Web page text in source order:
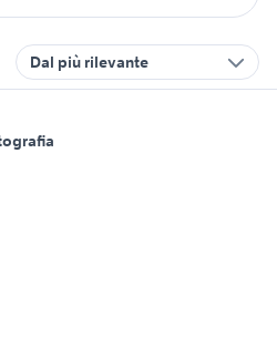
Dal più rilevante